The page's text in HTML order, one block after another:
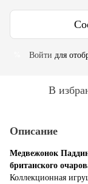
Войти для
В
Описание
Медвежонок
британского
Коллекционная